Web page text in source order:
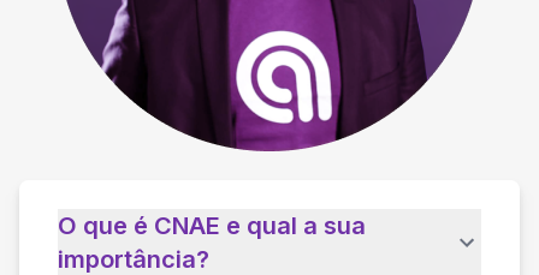
O que é CNAE e qual a sua
importância?